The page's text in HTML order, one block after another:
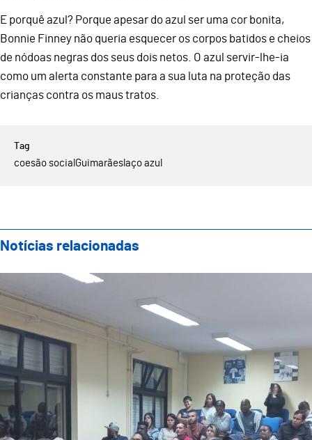
E porquê azul? Porque apesar do azul ser uma cor bonita,
Bonnie Finney não queria esquecer os corpos batidos e cheios
de nódoas negras dos seus dois netos. O azul servir-lhe-ia
como um alerta constante para a sua luta na proteção das
crianças contra os maus tratos.
coesão social Guimarães laço azul
Notícias relacionadas
Sessão de Esclarecimento “Informação para a